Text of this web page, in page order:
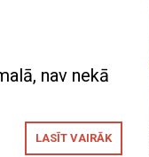
nav nekā
LASĪT VAIRĀK